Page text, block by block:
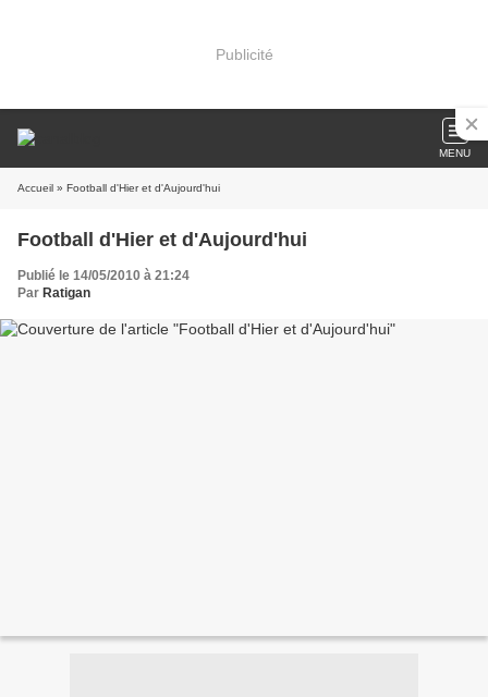
Publicité
MENU
Accueil » Football d'Hier et d'Aujourd'hui
Football d'Hier et d'Aujourd'hui
Publié le 14/05/2010 à 21:24
Par Ratigan